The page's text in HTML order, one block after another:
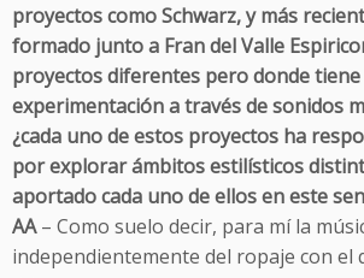
proyectos como Schwarz, y más
formado junto a Fran del Valle
proyectos diferentes pero donde tiene
experimentación a través de sonidos
¿cada uno de estos proyectos ha
por explorar ámbitos estilísticos
aportado cada uno de ellos en este
AA– Como suelo decir, para mí la
independientemente del ropaje con el